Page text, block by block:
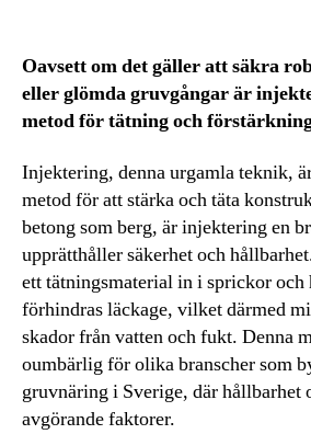
Oavsett om det gäller att säkra
eller glömda gruvgångar är
metod för tätning och
Injektering, denna urgamla teknik,
metod för att stärka och täta
betong som berg, är injektering en
upprätthåller säkerhet och
ett tätningsmaterial in i sprickor och
förhindras läckage, vilket därmed
skador från vatten och fukt. Denna
oumbärlig för olika branscher som
gruvnäring i Sverige, där hållbarhet
avgörande faktorer.